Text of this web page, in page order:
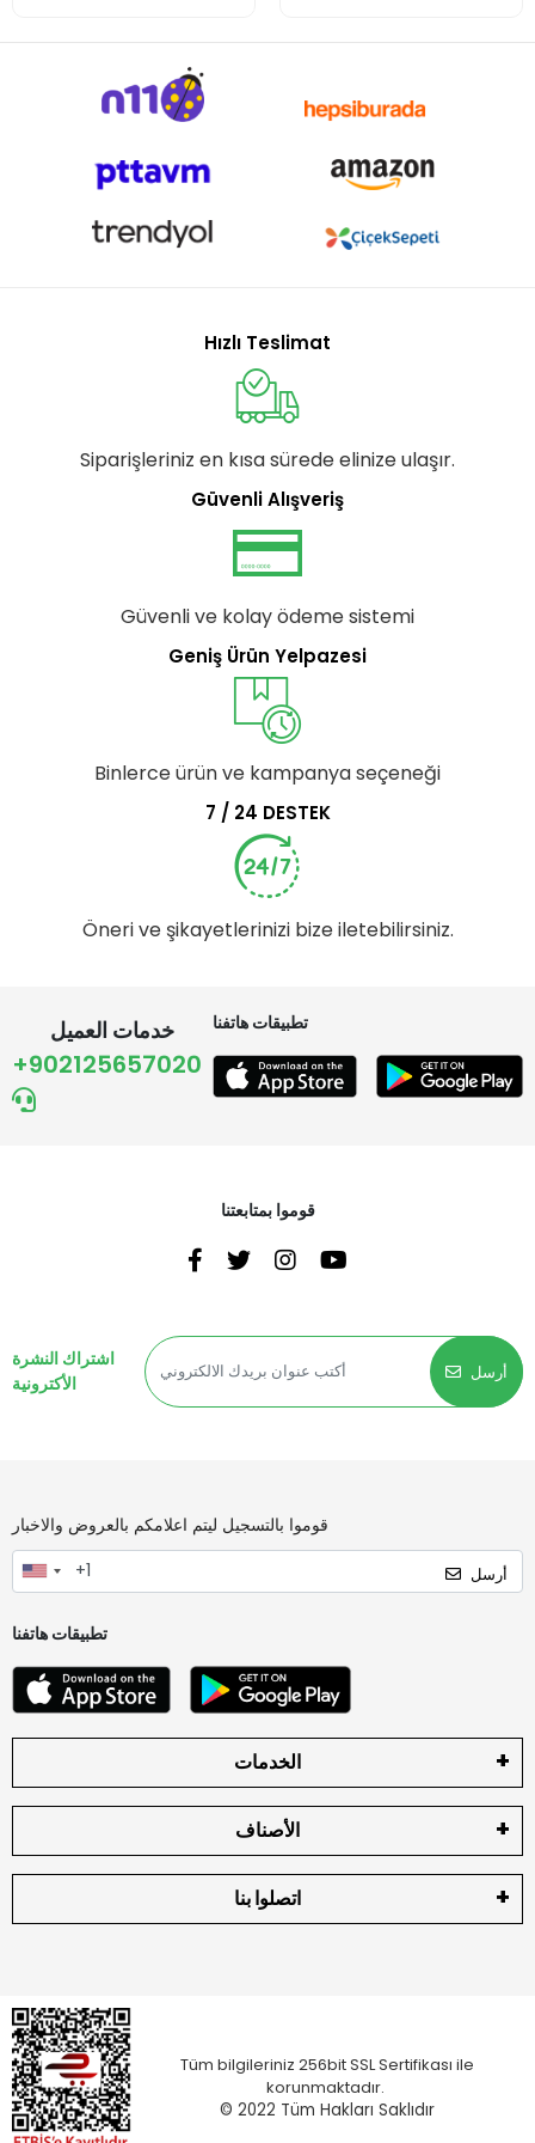
Hızlı Teslimat
Siparişleriniz en kısa sürede elinize ulaşır.
Güvenli Alışveriş
Güvenli ve kolay ödeme sistemi
Geniş Ürün Yelpazesi
Binlerce ürün ve kampanya seçeneği
7 / 24 DESTEK
Öneri ve şikayetlerinizi bize iletebilirsiniz.
خدمات العميل
+902125657020
تطبيقات هاتفنا
قوموا بمتابعتنا
اشتراك النشرة
الأكترونية
أرسل
قوموا بالتسجيل ليتم اعلامكم بالعروض والاخبار
أرسل
تطبيقات هاتفنا
الخدمات
الأصناف
اتصلوا بنا
Tüm bilgileriniz 256bit SSL Sertifikası ile
korunmaktadır.
© 2022 Tüm Hakları Saklıdır